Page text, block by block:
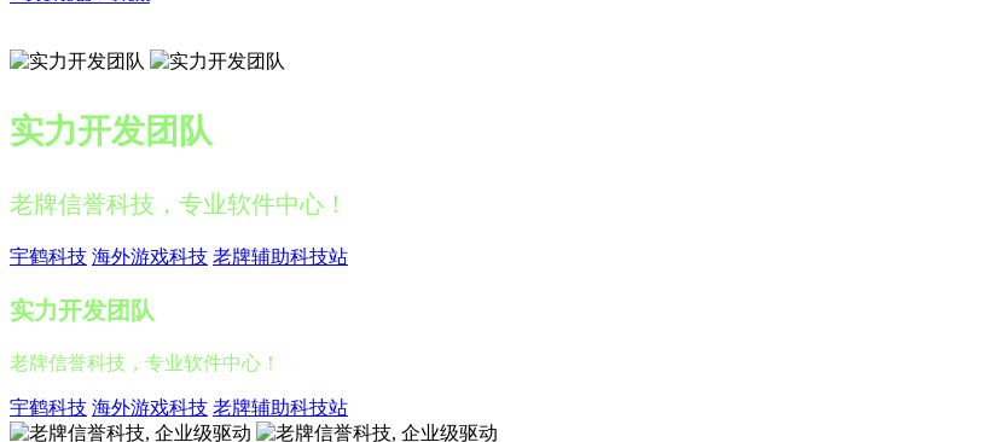
实力开发团队
老牌信誉科技，专业软件中心！
宇鹤科技 海外游戏科技 老牌辅助科技站
实力开发团队
老牌信誉科技，专业软件中心！
宇鹤科技 海外游戏科技 老牌辅助科技站